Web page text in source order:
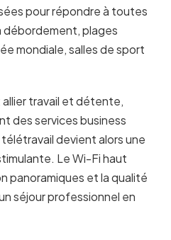
pour répondre à toutes
débordement, plages
mondiale, salles de sport
travail et détente,
des services business
devient alors une
Le Wi-Fi haut
panoramiques et la qualité
séjour professionnel en